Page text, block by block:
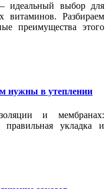
идеальный выбор для
витаминов. Разбираем
преимущества этого
нужны в утеплении
и мембранах:
правильная укладка и